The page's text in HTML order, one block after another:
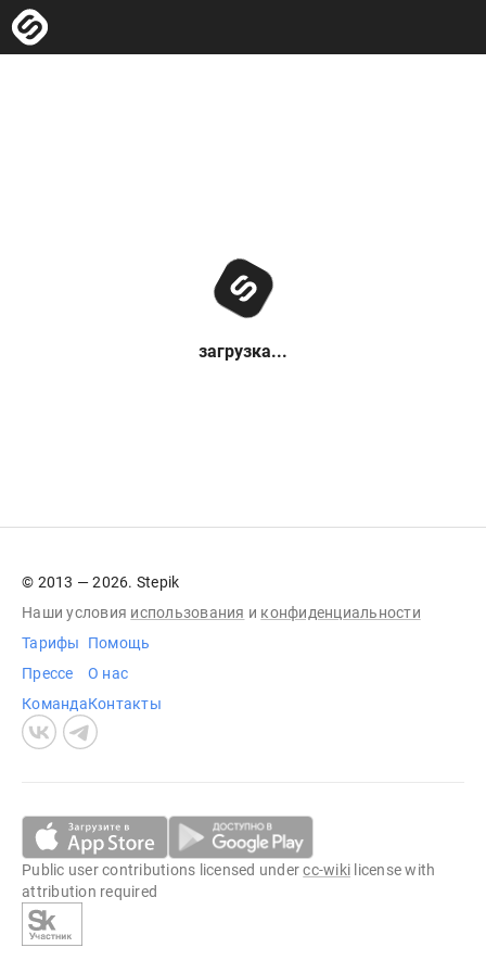
загрузка...
© 2013 — 2026. Stepik
Наши условия использования и конфиденциальности
Тарифы
Прессе
Команда
Помощь
О нас
Контакты
Public user contributions licensed undercc-wiki license with
attribution required